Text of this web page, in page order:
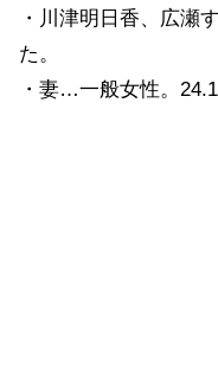
・川津明日香、広瀬
た。
・妻…一般女性。